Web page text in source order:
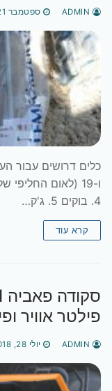
ספטמבר 21, 2018
4. בוקים 5. ג'ק…
קרא עוד
פילטר אוויר
יולי 28, 2018